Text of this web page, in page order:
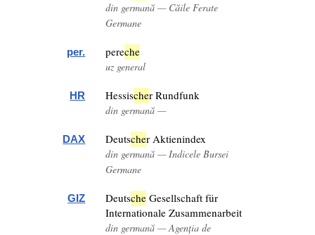
din germană — Căile Ferate
Germane
per. pereche
uz general
HR Hessischer Rundfunk
din germană —
DAX Deutscher Aktienindex
din germană — Indicele Bursei
Germane
GIZ Deutsche Gesellschaft für
Internationale Zusammenarbeit
din germană — Agenția de